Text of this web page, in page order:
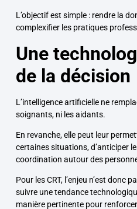
L’objectif est simple : rendre la
complexifier les pratiques
Une
de la décision
L’intelligence artificielle ne
soignants, ni les aidants.
En revanche, elle peut leur
certaines situations, d’anticiper
coordination autour des
Pour les CRT, l’enjeu n’est donc
suivre une tendance
manière pertinente pour